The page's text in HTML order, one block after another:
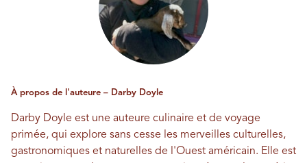
À propos de l'auteure – Darby Doyle
Darby Doyle est une auteure culinaire et de voyage
primée, qui explore sans cesse les merveilles culturelles,
gastronomiques et naturelles de l'Ouest américain. Elle est